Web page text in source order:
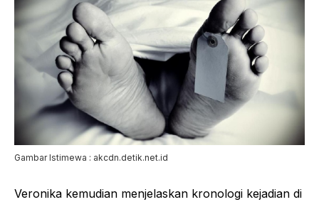
Gambar Istimewa : akcdn.detik.net.id
Veronika kemudian menjelaskan kronologi kejadian di